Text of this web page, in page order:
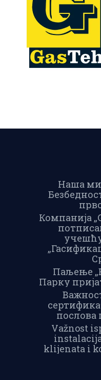
Наша
Компанија
Паљење
Парку
послова
Važnost
klijenata i